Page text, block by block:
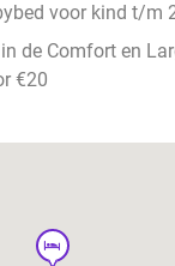
voor kind t/m
de Comfort en
€20
hotel